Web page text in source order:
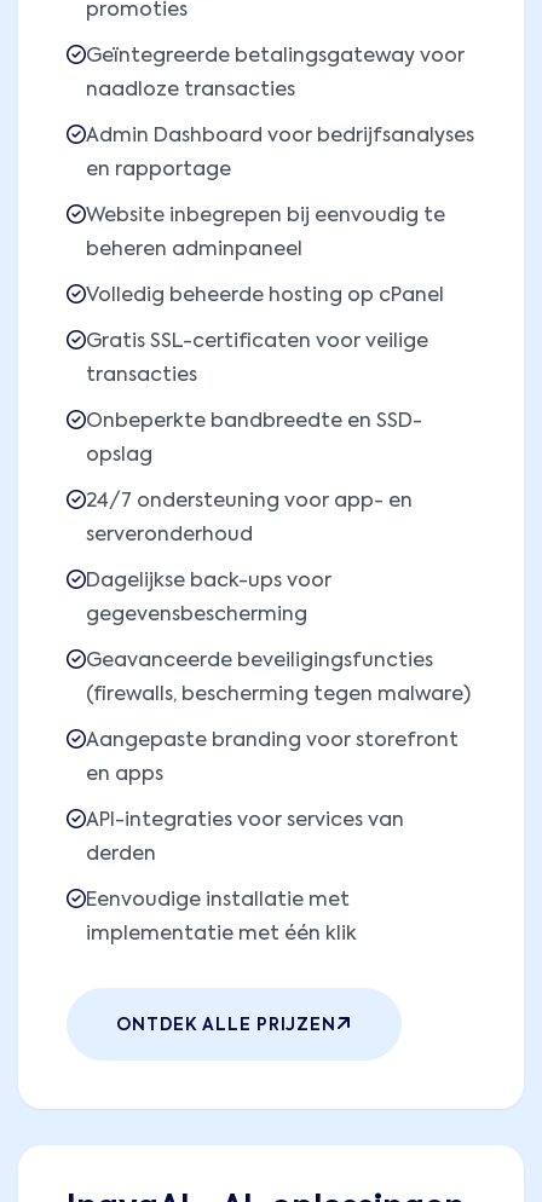
promoties
Geïntegreerde betalingsgateway voor
naadloze transacties
Admin Dashboard voor bedrijfsanalyses
en rapportage
Website inbegrepen bij eenvoudig te
beheren adminpaneel
Volledig beheerde hosting op cPanel
Gratis SSL-certificaten voor veilige
transacties
Onbeperkte bandbreedte en SSD-
opslag
24/7 ondersteuning voor app- en
serveronderhoud
Dagelijkse back-ups voor
gegevensbescherming
Geavanceerde beveiligingsfuncties
(firewalls, bescherming tegen malware)
Aangepaste branding voor storefront
en apps
API-integraties voor services van
derden
Eenvoudige installatie met
implementatie met één klik
ONTDEK ALLE PRIJZEN